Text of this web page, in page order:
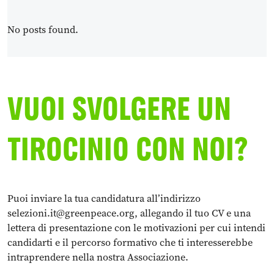
No posts found.
VUOI SVOLGERE UN
TIROCINIO CON NOI?
Puoi inviare la tua candidatura all’indirizzo
selezioni.it@greenpeace.org, allegando il tuo CV e una
lettera di presentazione con le motivazioni per cui intendi
candidarti e il percorso formativo che ti interesserebbe
intraprendere nella nostra Associazione.